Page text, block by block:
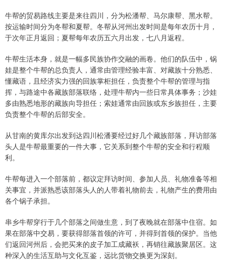
牛帮的贸易路线主要是来往四川，分为松潘帮、马尔康帮、黑水帮。
按运输时间分为冬帮和夏帮。冬帮从河州出发时间是每年农历十月，
于次年正月返回；夏帮每年农历五六月出发，七八月返程。
牛帮生活本身，就是一幅多民族协作交融的画卷。他们的队伍中，锅
娃是整个牛帮的总负责人，通常由管理经验丰富、对藏族十分熟悉、
懂藏语，且经济实力强的回族掌柜担任，负责整个牛帮的管理与指
挥，与路途中各藏族部落联络，处理牛帮内一些日常具体事务；沙娃
多由熟悉地形的藏族向导担任；索娃通常由回族或东乡族担任，主要
负责整个牛帮的后部安全。
从甘南的黄库尔出发到达四川松潘要经过好几个藏族部落，拜访部落
头人是牛帮最重要的一件大事，它关系到整个牛帮的安全和行程顺
利。
牛帮每进入一个部落前，都议定拜访时间、参加人员、礼物准备等相
关事宜，并派熟悉该部落头人的人带着礼物前去，礼物产生的费用由
各个锅子承担。
串乡牛帮穿行于几个部落之间做生意，到了夜晚就在部落中住宿。如
果在部落中交易，要获得部落首领的许可，并得到首领的保护。当他
们返回河州后，会把买来的皮子加工成藏袄，再销往藏族聚居区。这
种深入的生活互助与文化互鉴，远比货物交换更为深刻。